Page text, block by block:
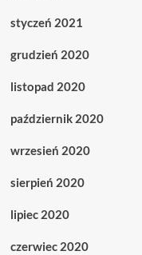
styczeń 2021
grudzień 2020
listopad 2020
październik 2020
wrzesień 2020
sierpień 2020
lipiec 2020
czerwiec 2020